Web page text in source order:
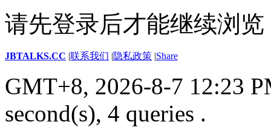
请先登录后才能继续浏览
JBTALKS.CC |联系我们 |隐私政策 |Share
GMT+8, 2026-8-7 12:23
second(s), 4 queries .